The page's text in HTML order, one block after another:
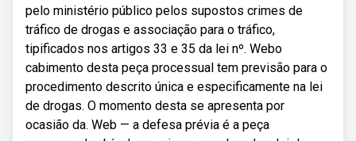
pelo ministério público pelos supostos crimes de
tráfico de drogas e associação para o tráfico,
tipificados nos artigos 33 e 35 da lei nº. Webo
cabimento desta peça processual tem previsão para o
procedimento descrito única e especificamente na lei
de drogas. O momento desta se apresenta por
ocasião da. Web — a defesa prévia é a peça